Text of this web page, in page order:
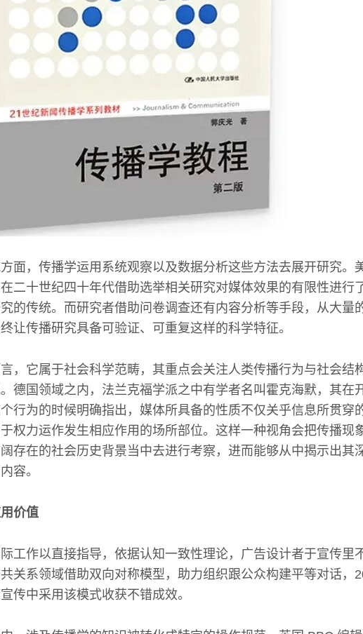
面，传播学运用系统观察以及数据分析这些方法去展开研究。
二十世纪四十年代借助选举相关研究对媒体效果的有限性进行
的传统。而研究者借助问卷调查还有内容分析等手段，从大量
让传播研究具备可验证、可重复这样的科学特征。
，它属于社会科学范畴，其重点会关注人类传播行为与社会结
德国领域之内，法兰克福学派之中有学者名叫霍克海默，其在
行为的时候明确指出，媒体所具备的性质不仅关乎信息所贯穿
权力运作发生相应作用的场所部位。这样一种视角会把传播现
存在的社会历史背景当中去进行考察，进而能够从中揭示出其
容。
价值
工作以直接指导，依据认知一致性理论，广告设计者于宣传里
关系领域借助双向对称模型，助力组织跟公众构建平等对话，
传中采用该模式收获不错成效。